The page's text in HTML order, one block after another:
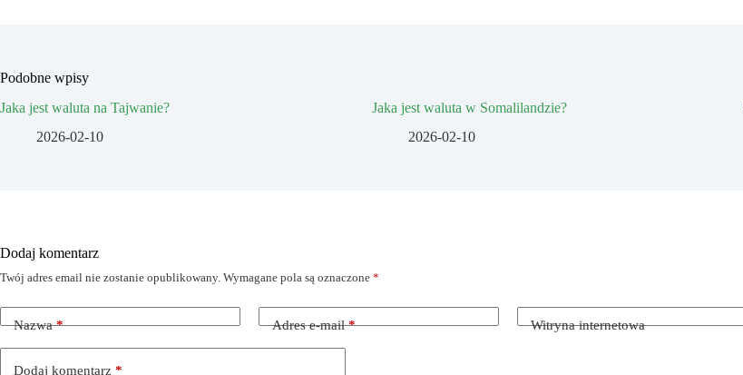
Podobne wpisy
Jaka jest waluta na Tajwanie?
2026-02-10
Jaka jest waluta w Somalilandzie?
2026-02-10
Dodaj komentarz
Twój adres email nie zostanie opublikowany. Wymagane pola są oznaczone *
Nazwa* Adres e-mail* Witryna internetowa
Dodaj komentarz *